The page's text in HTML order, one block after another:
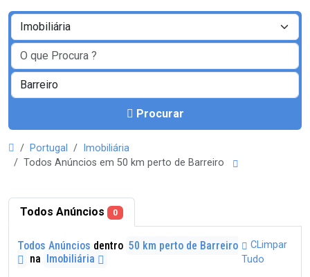
Procurar
Portugal
Imobiliária
Todos Anúncios em 50 km perto de Barreiro
Todos Anúncios 0
Todos Anúncios dentro 50 km perto de Barreiro
na Imobiliária
CLimpar
Tudo